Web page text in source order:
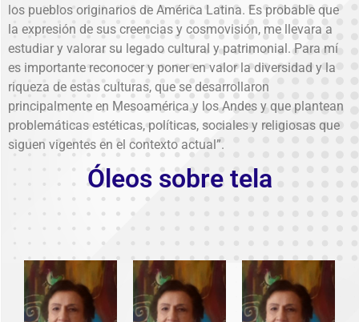
los pueblos originarios de América Latina. Es probable que
la expresión de sus creencias y cosmovisión, me llevara a
estudiar y valorar su legado cultural y patrimonial. Para mí
es importante reconocer y poner en valor la diversidad y la
riqueza de estas culturas, que se desarrollaron
principalmente en Mesoamérica y los Andes y que plantean
problemáticas estéticas, políticas, sociales y religiosas que
siguen vigentes en el contexto actual”.
Óleos sobre tela